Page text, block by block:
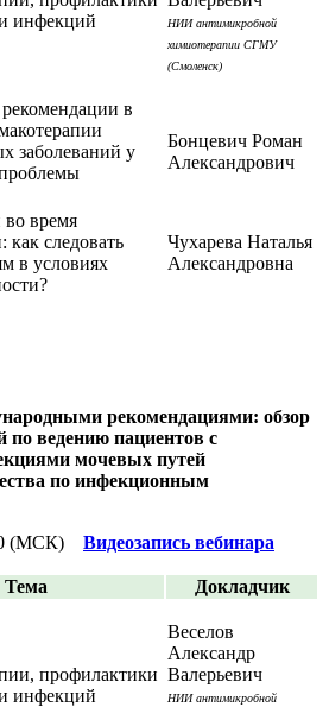
инфекций
НИИ антимикробной
химиотерапии СГМУ
(Смоленск)
в
заболеваний у
Бонцевич Роман
Александрович
время
как следовать
в условиях
Чухарева Наталья
Александровна
рекомендациями: обзор
по ведению пациентов с
мочевых путей
по инфекционным
(МСК) Видеозапись вебинара
Тема Докладчик
профилактики
инфекций
Веселов
Александр
Валерьевич
НИИ антимикробной